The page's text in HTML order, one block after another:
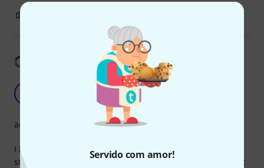
Servido com amor!
Mostrar tradução
Superb value for money.
Ian4417 25.09.2015
I bought these tuning machines because they came as a
standard fitment on my Hanika P56 and I loved their classic
acabamento